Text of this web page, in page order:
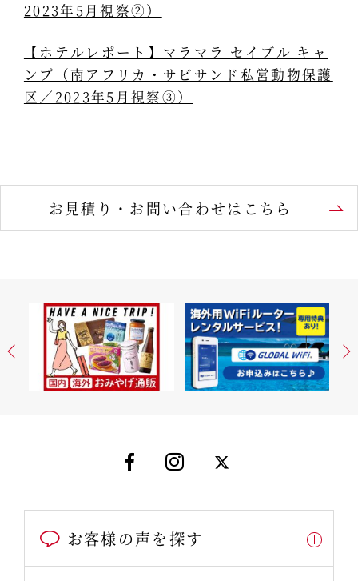
2023年5月視察②）
【ホテルレポート】マラマラ セイブル キャ
ンプ（南アフリカ・サビサンド私営動物保護
区／2023年5月視察③）
お見積り・お問い合わせはこちら
お客様の声を探す